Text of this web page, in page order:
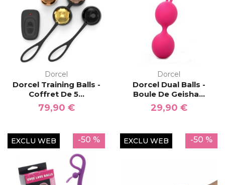
Dorcel
Dorcel Training Balls -
Coffret De 5...
79,90 €
Dorcel
Dorcel Dual Balls -
Boule De Geisha...
29,90 €
EXCLU WEB -50 % EXCLU WEB -50 %